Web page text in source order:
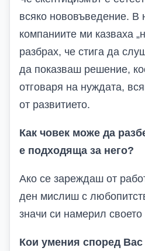
всяко нововъведение. В
компаниите ми казваха
разбрах, че стига да
да показваш решение,
отговаря на нуждата,
от развитието.
Как човек може да
е подходяща за него?
Ако се зареждаш от
ден мислиш с
значи си намерил своето
Кои умения според